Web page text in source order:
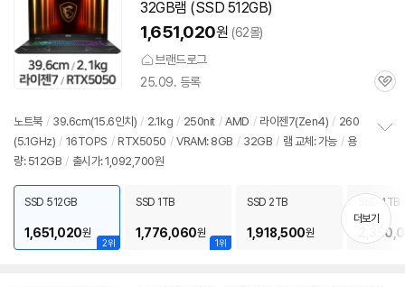
32GB램 (SSD 512GB)
1,651,020원 (62몰)
브랜드로그
25.09. 등록
관
노트북 / 39.6cm(15.6인치) / 2.1kg / 250nit / AMD / 라이젠7(Zen4) / 260
(5.1GHz) / 16TOPS / RTX5050 / VRAM: 8GB / 32GB / 램 교체: 가능 / 용
량: 512GB / 출시가: 1,092,700원
치
기
2위
SSD 512GB
1,651,020원
1위
SSD 1TB
1,776,060원
SSD 2TB
1,918,500원
SSD 4TB
더보기